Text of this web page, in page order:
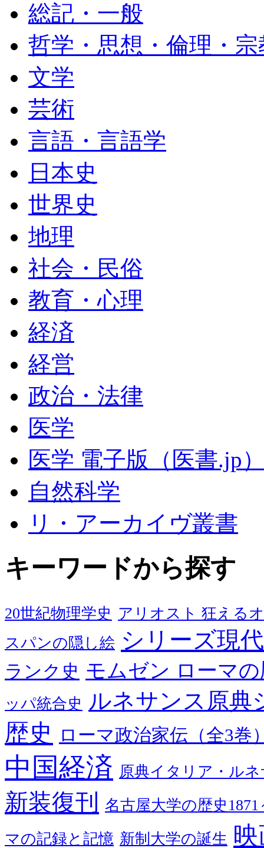
総記・一般
哲学・思想・倫理・宗
文学
芸術
言語・言語学
日本史
世界史
地理
社会・民俗
教育・心理
経済
経営
政治・法律
医学
医学 電子版（医書.jp
自然科学
リ・アーカイヴ叢書
キーワードから探す
20世紀物理学史 アリオスト 狂える
スパンの隠し絵 シリーズ現
ランク史 モムゼン ローマ
ッパ統合史 ルネサンス原典
歴史 ローマ政治家伝（全3巻
中国経済 原典イタリア・ル
新装復刊 名古屋大学の歴史1871
マの記録と記憶 新制大学の誕生